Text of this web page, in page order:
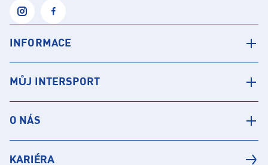
INFORMACE
MŮJ INTERSPORT
O NÁS
KARIÉRA